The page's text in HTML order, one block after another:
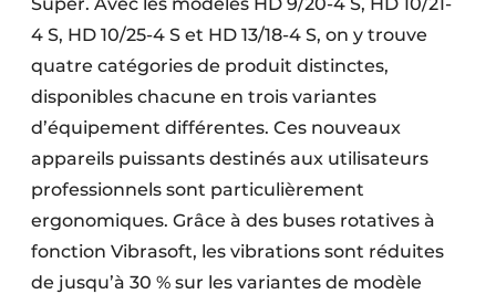
Infrastructures souterraines et égouttage
Protection solaire
Rénovation
Sécurité incendie
Software
Techniques ferroviaires
4 S, HD 10/25-4 S et HD 13/18-4 S, on y trouve
quatre catégories de produit distinctes,
disponibles chacune en trois variantes
d’équipement différentes. Ces nouveaux
appareils puissants destinés aux utilisateurs
professionnels sont particulièrement
ergonomiques. Grâce à des buses rotatives à
fonction Vibrasoft, les vibrations sont réduites
de jusqu’à 30 % sur les variantes de modèle